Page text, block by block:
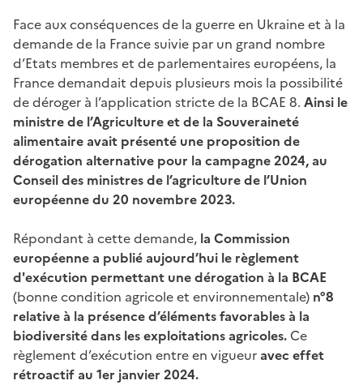
Face aux conséquences de la guerre en Ukraine et à la
demande de la France suivie par un grand nombre
d’Etats membres et de parlementaires européens, la
France demandait depuis plusieurs mois la possibilité
de déroger à l’application stricte de la BCAE 8. Ainsi le
ministre de l’Agriculture et de la Souveraineté
alimentaire avait présenté une proposition de
dérogation alternative pour la campagne 2024, au
Conseil des ministres de l’agriculture de l’Union
européenne du 20 novembre 2023.
Répondant à cette demande, la Commission
européenne a publié aujourd’hui le règlement
d'exécution permettant une dérogation à la BCAE
(bonne condition agricole et environnementale) n°8
relative à la présence d’éléments favorables à la
biodiversité dans les exploitations agricoles. Ce
règlement d’exécution entre en vigueuravec effet
rétroactif au 1er janvier 2024.